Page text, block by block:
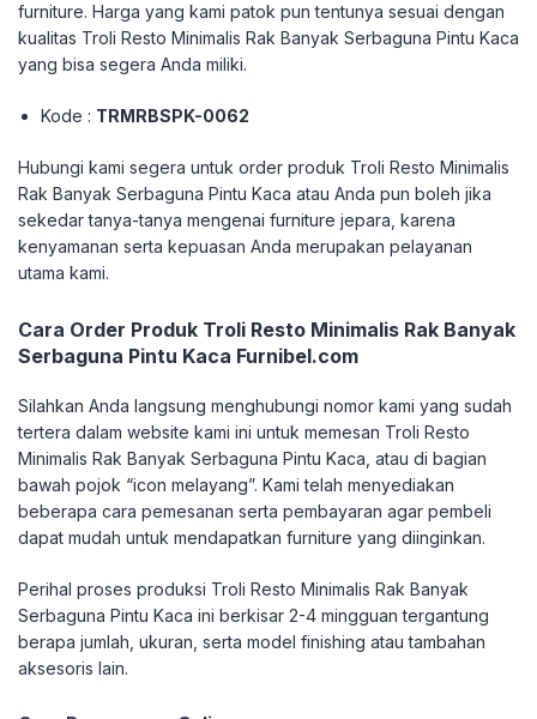
furniture. Harga yang kami patok pun tentunya sesuai dengan
kualitas Troli Resto Minimalis Rak Banyak Serbaguna Pintu Kaca
yang bisa segera Anda miliki.
Kode : TRMRBSPK-0062
Hubungi kami segera untuk order produk Troli Resto Minimalis
Rak Banyak Serbaguna Pintu Kaca atau Anda pun boleh jika
sekedar tanya-tanya mengenai furniture jepara, karena
kenyamanan serta kepuasan Anda merupakan pelayanan
utama kami.
Cara Order Produk Troli Resto Minimalis Rak Banyak
Serbaguna Pintu Kaca Furnibel.com
Silahkan Anda langsung menghubungi nomor kami yang sudah
tertera dalam website kami ini untuk memesan Troli Resto
Minimalis Rak Banyak Serbaguna Pintu Kaca, atau di bagian
bawah pojok “icon melayang”. Kami telah menyediakan
beberapa cara pemesanan serta pembayaran agar pembeli
dapat mudah untuk mendapatkan furniture yang diinginkan.
Perihal proses produksi Troli Resto Minimalis Rak Banyak
Serbaguna Pintu Kaca ini berkisar 2-4 mingguan tergantung
berapa jumlah, ukuran, serta model finishing atau tambahan
aksesoris lain.